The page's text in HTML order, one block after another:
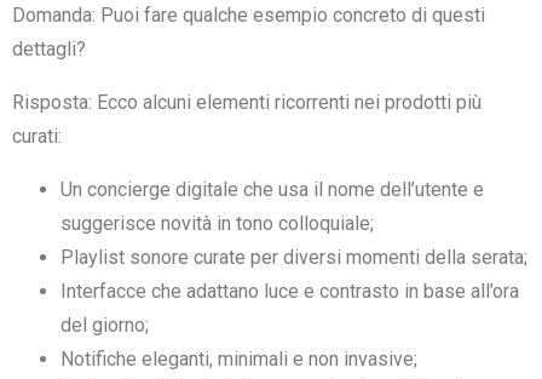
Domanda: Puoi fare qualche esempio concreto di questi
dettagli?
Risposta: Ecco alcuni elementi ricorrenti nei prodotti più
curati:
Un concierge digitale che usa il nome dell’utente e
suggerisce novità in tono colloquiale;
Playlist sonore curate per diversi momenti della serata;
Interfacce che adattano luce e contrasto in base all’ora
del giorno;
Notifiche eleganti, minimali e non invasive;